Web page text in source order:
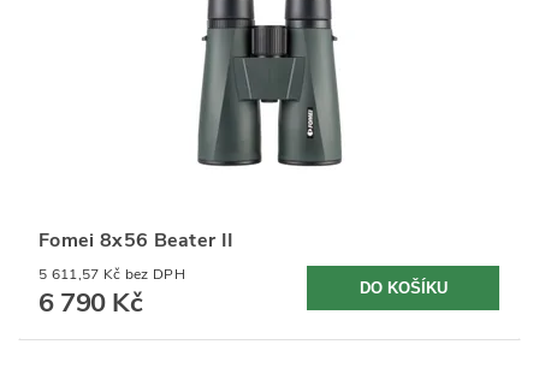
Fomei 8x56 Beater II
5 611,57 Kč bez DPH
6 790 Kč